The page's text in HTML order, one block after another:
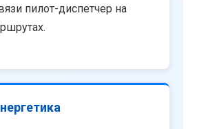
пилот-диспетчер на